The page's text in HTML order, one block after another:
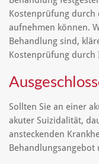
Kostenprüfung durch
aufnehmen können.
Behandlung sind,
Kostenprüfung durch
Sollten Sie an einer
akuter Suizidalität,
ansteckenden